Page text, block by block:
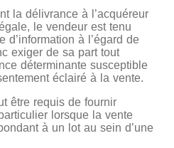
la délivrance à l’acquéreur
le vendeur est tenu
d’information à l’égard de
exiger de sa part tout
déterminante susceptible
éclairé à la vente.
être requis de fournir
lorsque la vente
à un lot au sein d’une